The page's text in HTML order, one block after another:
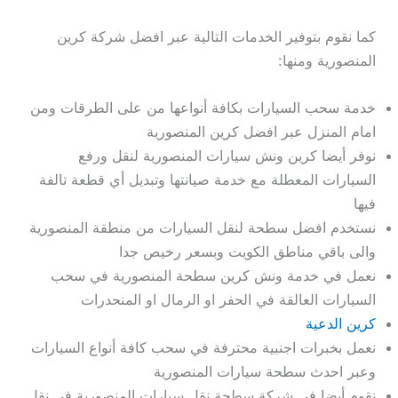
كما نقوم بتوفير الخدمات التالية عبر افضل شركة كرين
المنصورية ومنها:
خدمة سحب السيارات بكافة أنواعها من على الطرقات ومن
امام المنزل عبر افضل كرين المنصورية
نوفر أيضا كرين ونش سيارات المنصورية لنقل ورفع
السيارات المعطلة مع خدمة صيانتها وتبديل أي قطعة تالفة
فيها
نستخدم افضل سطحة لنقل السيارات من منطقة المنصورية
والى باقي مناطق الكويت وبسعر رخيص جدا
نعمل في خدمة ونش كرين سطحة المنصورية في سحب
السيارات العالقة في الحفر او الرمال او المنحدرات
كرين الدعية
نعمل بخبرات اجنبية محترفة في سحب كافة أنواع السيارات
وعبر احدث سطحة سيارات المنصورية